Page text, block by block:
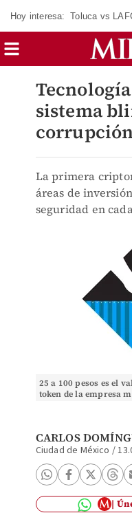
Hoy interesa: Toluca vs
sistema
La primera
áreas de
seguridad en
25 a 100 pesos es el
token de la empresa
CARLOS
Ciudad de México /